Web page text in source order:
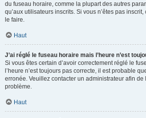
du fuseau horaire, comme la plupart des autres
qu’aux utilisateurs inscrits. Si vous n’êtes pas inscrit,
le faire.
Haut
J’ai réglé le fuseau horaire mais l’heure n’est
Si vous êtes certain d’avoir correctement réglé le
l’heure n’est toujours pas correcte, il est probable
erronée. Veuillez contacter un administrateur afin de
problème.
Haut